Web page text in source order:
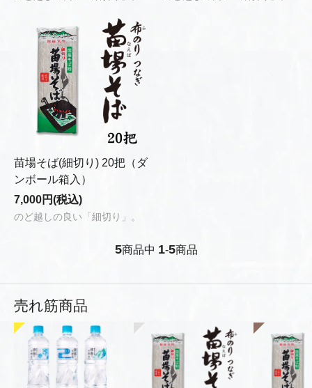
苗場そば(細切り) 20把（ダ
ンボール箱入）
7,000円(税込)
のど越しの良い「細切り」。
5商品中 1-5商品
売れ筋商品